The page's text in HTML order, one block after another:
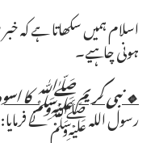
اسلام ہمیں سکھاتا ہے کہ
ہونی چاہیے۔
🔹 نبی کریم ﷺ کا
رسول اللہ ﷺ نے فرمایا: